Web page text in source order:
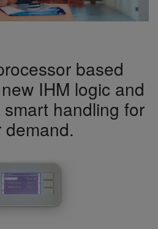
based
IHM logic and
handling for
demand.